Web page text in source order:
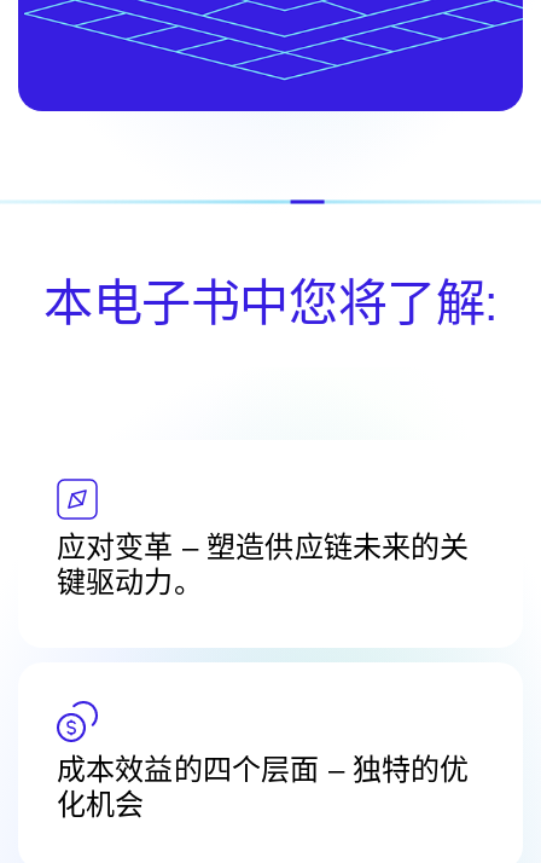
本电子书中您将了解:
应对变革 – 塑造供应链未来的关
键驱动力。
成本效益的四个层面 – 独特的优
化机会